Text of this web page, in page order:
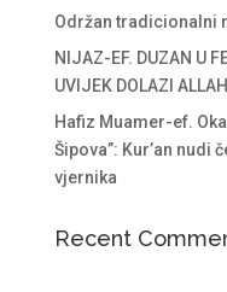
Održan tradicionalni
NIJAZ-EF. DUZAN U
UVIJEK DOLAZI
Hafiz Muamer-ef.
Šipova”: Kur’an nudi
vjernika
Recent